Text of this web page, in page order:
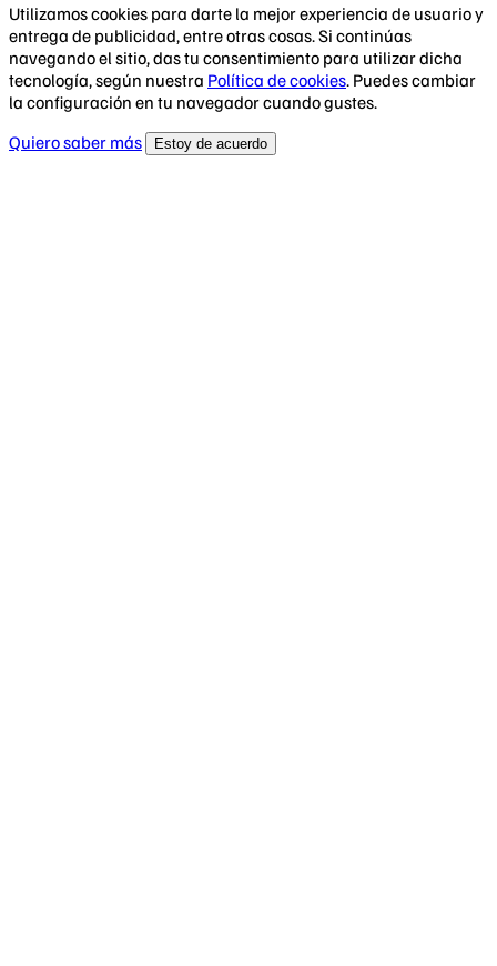
Utilizamos cookies para darte la mejor experiencia de usuario y
entrega de publicidad, entre otras cosas. Si continúas
navegando el sitio, das tu consentimiento para utilizar dicha
tecnología, según nuestra Política de cookies. Puedes cambiar
la configuración en tu navegador cuando gustes.
Quiero saber más
Estoy de acuerdo